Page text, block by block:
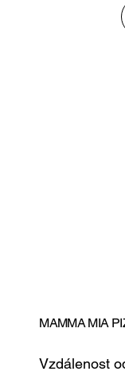
MAMMA MIA
Vzdálenost